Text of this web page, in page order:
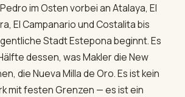
im Osten vorbei an Atalaya, El
El Campanario und Costalita bis
Stadt Estepona beginnt. Es
dessen, was Makler die New
die Nueva Milla de Oro. Es ist kein
mit festen Grenzen — es ist ein